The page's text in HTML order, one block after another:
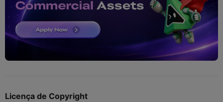
Licença de Copyright